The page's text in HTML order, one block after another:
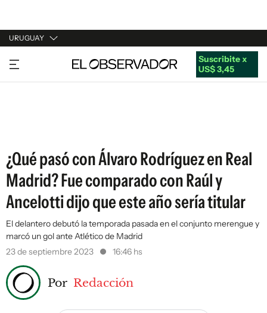
URUGUAY
URUGUAY
ARGENTINA
Suscribite x
US$ 3,45
¿Qué pasó con Álvaro Rodríguez en Real
Madrid? Fue comparado con Raúl y
Ancelotti dijo que este año sería titular
El delantero debutó la temporada pasada en el conjunto merengue y
marcó un gol ante Atlético de Madrid
23 de septiembre 2023
16:46 hs
Por Redacción